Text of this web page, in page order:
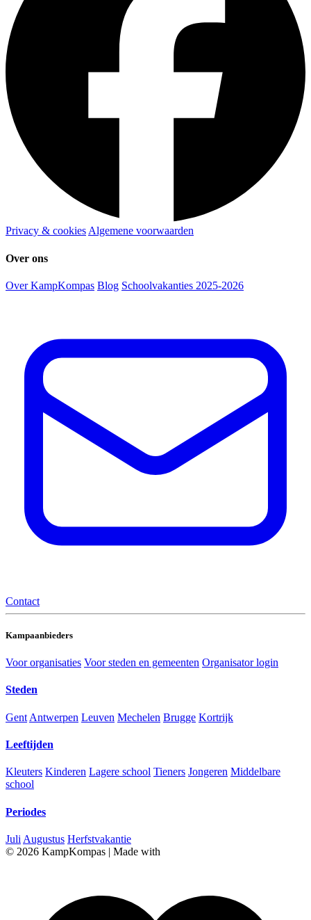
Privacy & cookies Algemene voorwaarden
Over ons
Over KampKompas Blog Schoolvakanties 2025-2026
Contact
Kampaanbieders
Voor organisaties Voor steden en gemeenten Organisator login
Steden
Gent Antwerpen Leuven Mechelen Brugge Kortrijk
Leeftijden
Kleuters Kinderen Lagere school Tieners Jongeren Middelbare
school
Periodes
Juli Augustus Herfstvakantie
© 2026 KampKompas | Made with